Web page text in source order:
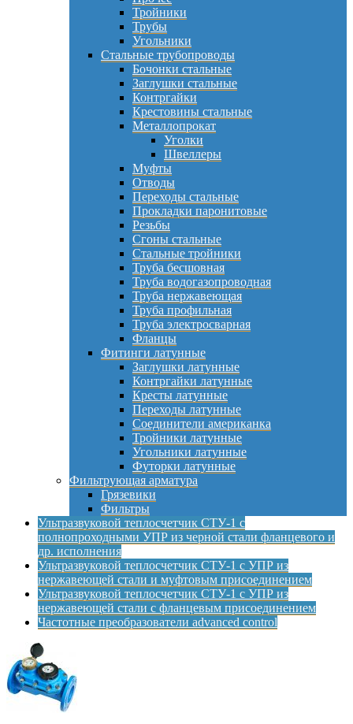
Тройники
Трубы
Угольники
Стальные трубопроводы
Бочонки стальные
Заглушки стальные
Контргайки
Крестовины стальные
Металлопрокат
Уголки
Швеллеры
Муфты
Отводы
Переходы стальные
Прокладки паронитовые
Резьбы
Сгоны стальные
Стальные тройники
Труба бесшовная
Труба водогазопроводная
Труба нержавеющая
Труба профильная
Труба электросварная
Фланцы
Фитинги латунные
Заглушки латунные
Контргайки латунные
Кресты латунные
Переходы латунные
Соединители американка
Тройники латунные
Угольники латунные
Футорки латунные
Фильтрующая арматура
Грязевики
Фильтры
Ультразвуковой теплосчетчик СТУ-1 с
полнопроходными УПР из черной стали фланцевого и
др. исполнения
Ультразвуковой теплосчетчик СТУ-1 с УПР из
нержавеющей стали и муфтовым присоединением
Ультразвуковой теплосчетчик СТУ-1 с УПР из
нержавеющей стали с фланцевым присоединением
Частотные преобразователи advanced control